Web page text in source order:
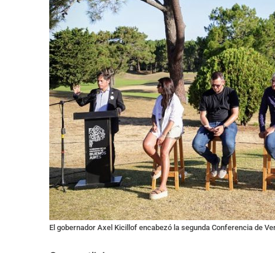
El gobernador Axel Kicillof encabezó la segunda Conferencia de